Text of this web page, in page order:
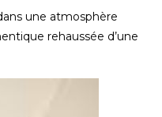
une atmosphère
rehaussée d’une